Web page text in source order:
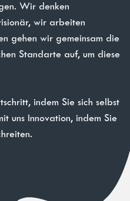
Wir denken
wir arbeiten
gehen wir gemeinsam die
Standarte auf, um diese
indem Sie sich selbst
uns Innovation, indem Sie